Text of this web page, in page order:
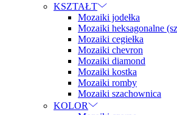
KSZTAŁT
Mozaiki jodełka
Mozaiki heksagonalne
Mozaiki cegiełka
Mozaiki chevron
Mozaiki diamond
Mozaiki kostka
Mozaiki romby
Mozaiki szachownica
KOLOR